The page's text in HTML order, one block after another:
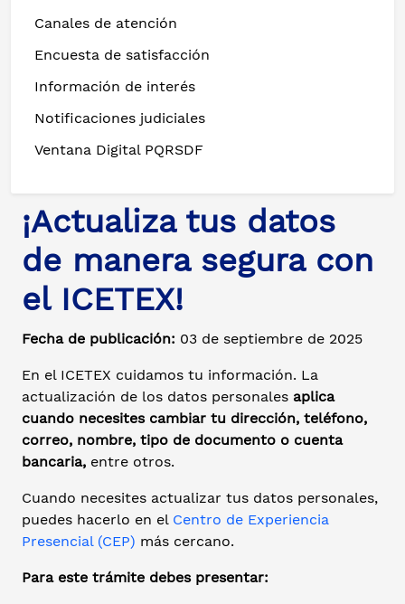
Canales de atención
Encuesta de satisfacción
Información de interés
Notificaciones judiciales
Ventana Digital PQRSDF
¡Actualiza tus datos
de manera segura con
el ICETEX!
Fecha de publicación: 03 de septiembre de 2025
En el ICETEX cuidamos tu información. La
actualización de los datos personales aplica
cuando necesites cambiar tu dirección, teléfono,
correo, nombre, tipo de documento o cuenta
bancaria, entre otros.
Cuando necesites actualizar tus datos personales,
puedes hacerlo en el Centro de Experiencia
Presencial (CEP) más cercano.
Para este trámite debes presentar: